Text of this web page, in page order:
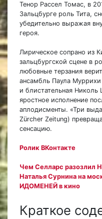
Тенор Рассел Томас, в
Зальцбурге роль Тита,
убедительно выражая
героя.
Лирическое сопрано из
зальцбургской сцене в
любовные терзания
ансамбль Паула
и блистательная
яростное исполнение
аплодисменты. «Три
Zürcher Zeitung)
сенсацию.
Ролик ВКонтакте
Чем Селларс разозлил
Наталья Сурнина на
ИДОМЕНЕЙ в кино
Краткое